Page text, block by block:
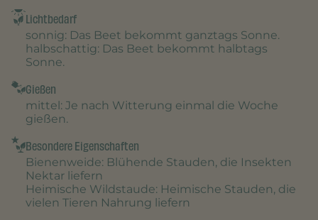
Lichtbedarf
sonnig: Das Beet bekommt ganztags Sonne.
halbschattig: Das Beet bekommt halbtags
Sonne.
Gießen
mittel : Je nach Witterung einmal die Woche
gießen.
Besondere Eigenschaften
Bienenweide: Blühende Stauden, die Insekten
Nektar liefern
Heimische Wildstaude: Heimische Stauden, die
vielen Tieren Nahrung liefern